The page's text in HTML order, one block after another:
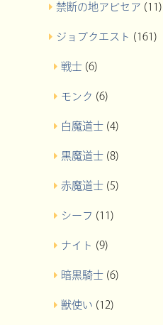
禁断の地アビセア (11)
ジョブクエスト (161)
戦士 (6)
モンク (6)
白魔道士 (4)
黒魔道士 (8)
赤魔道士 (5)
シーフ (11)
ナイト (9)
暗黒騎士 (6)
獣使い (12)